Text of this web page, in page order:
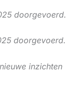
doorgevoerd.
doorgevoerd.
inzichten